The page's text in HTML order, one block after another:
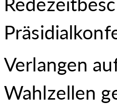
Verlangen
Wahlzellen